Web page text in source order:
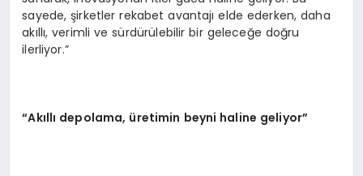
sayede, şirketler rekabet avantajı elde ederken, daha
akıllı, verimli ve sürdürülebilir bir geleceğe doğru
ilerliyor.”
“Akıllı depolama, üretimin beyni haline geliyor”